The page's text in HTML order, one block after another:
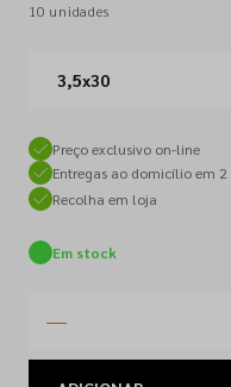
10 unidades
3,5x30
Preço exclusivo on-line
Entregas ao domicílio em 2
Recolha em loja
Em stock